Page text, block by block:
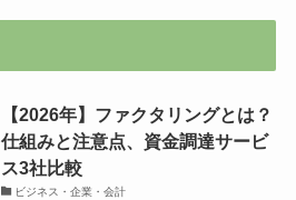
【2026年】ファクタリングとは？
仕組みと注意点、資金調達サービ
ス3社比較
ビジネス・企業・会計